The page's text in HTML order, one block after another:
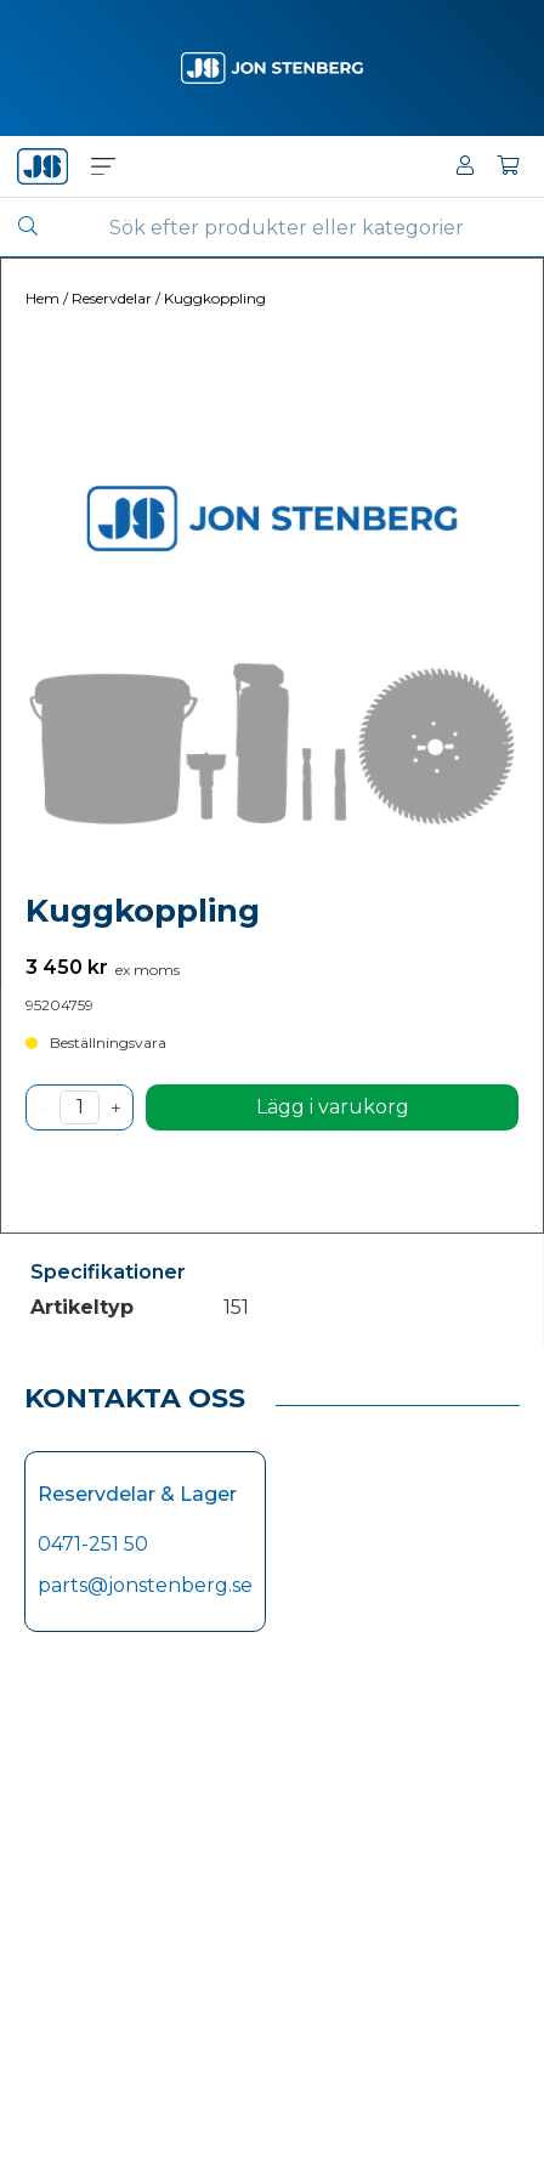
Hem / Reservdelar / Kuggkoppling
Kuggkoppling
3 450 kr ex moms
95204759
Beställningsvara
Lägg i varukorg
Specifikationer
Artikeltyp
151
KONTAKTA OSS
Reservdelar & Lager
0471-251 50
parts@jonstenberg.se